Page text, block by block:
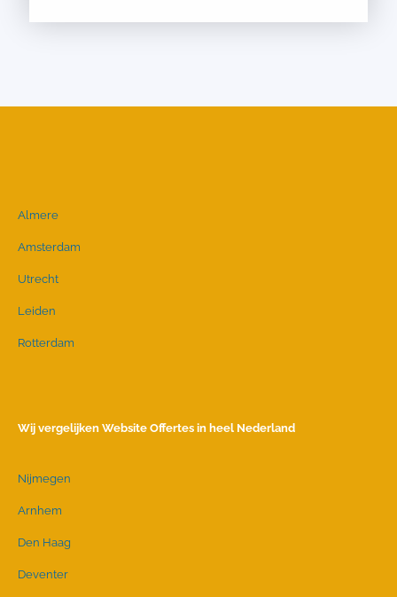
Almere
Amsterdam
Utrecht
Leiden
Rotterdam
Wij vergelijken Website Offertes in heel Nederland
Nijmegen
Arnhem
Den Haag
Deventer